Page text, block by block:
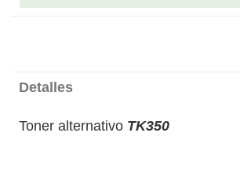
Detalles
Toner alternativo TK350